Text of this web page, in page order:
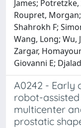
James;
Roupret,
Shahrokh F;
Wang, Long; Wu,
Zargar,
Giovanni E;
A0242 - Early
robot-
multicenter
prostatic